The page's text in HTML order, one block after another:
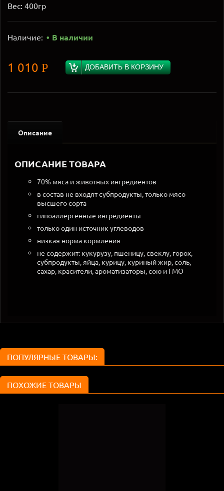
Вес: 400гр
Наличие: В наличии
1 010 Р ДОБАВИТЬ В КОРЗИНУ
Описание
ОПИСАНИЕ ТОВАРА
70% мяса и животных ингредиентов
в состав не входят субпродукты, только мясо
высшего сорта
гипоаллергенные ингредиенты
только один источник углеводов
низкая норма кормления
не содержит: кукурузу, пшеницу, свеклу, горох,
субпродукты, яйца, курицу, куриный жир, соль,
сахар, красители, ароматизаторы, сою и ГМО
ПОПУЛЯРНЫЕ ТОВАРЫ:
ПОХОЖИЕ ТОВАРЫ